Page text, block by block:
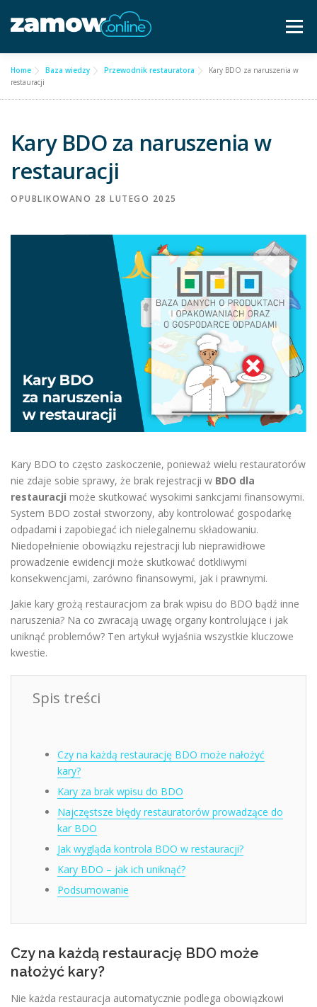
do
Menu
Dla gastronomii ▿ Częste pytania
Baza wiedzy
Bezpłatna konsultacja
Home Baza wiedzy Przewodnik restauratora
Kary BDO za naruszenia w
restauracji
Kary BDO za naruszenia w
restauracji
OPUBLIKOWANO 28 LUTEGO 2025
Kary BDO to często zaskoczenie, ponieważ wielu restauratorów
nie zdaje sobie sprawy, że brak rejestracji w BDO dla
restauracji może skutkować wysokimi sankcjami finansowymi.
System BDO został stworzony, aby kontrolować gospodarkę
odpadami i zapobiegać ich nielegalnemu składowaniu.
Niedopełnienie obowiązku rejestracji lub nieprawidłowe
prowadzenie ewidencji może skutkować dotkliwymi
konsekwencjami, zarówno finansowymi, jak i prawnymi.
Jakie kary grożą restauracjom za brak wpisu do BDO bądź inne
naruszenia? Na co zwracają uwagę organy kontrolujące i jak
uniknąć problemów? Ten artykuł wyjaśnia wszystkie kluczowe
kwestie.
Spis treści
Czy na każdą restaurację BDO może nałożyć
kary?
Kary za brak wpisu do BDO
Najczęstsze błędy restauratorów prowadzące do
kar BDO
Jak wygląda kontrola BDO w restauracji?
Kary BDO – jak ich uniknąć?
Podsumowanie
Czy na każdą restaurację BDO może
nałożyć kary?
Nie każda restauracja automatycznie podlega obowiązkowi